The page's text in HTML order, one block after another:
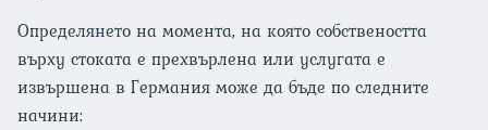
Определянето на момента, на която собствеността
върху стоката е прехвърлена или услугата е
извършена в Германия може да бъде по следните
начини: